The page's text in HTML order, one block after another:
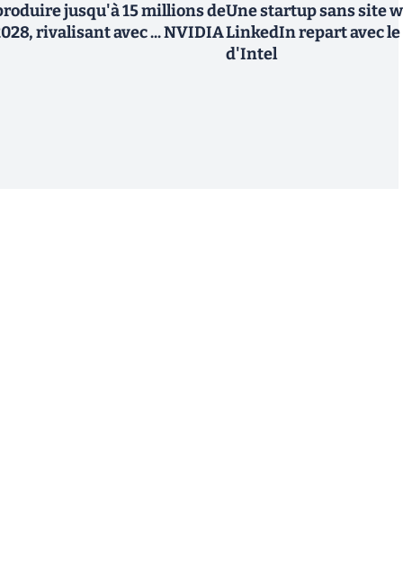
jusqu'à 15 millions de
rivalisant avec ... NVIDIA
Une startup sans site
LinkedIn repart avec le
d'Intel